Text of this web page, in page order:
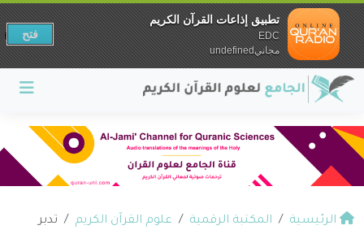
الرئيسية المكتبة الرقمية علوم القرآن الكريم تدبر
تطبيق إذاعات القرآن الكريم
EDC
مجانيundefined
فتح